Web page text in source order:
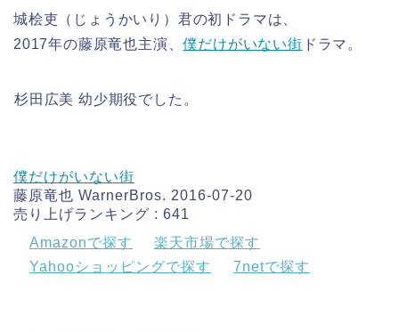
城桧吏（じょうかいり）君の初ドラマは、
2017年の藤原竜也主演、僕だけがいない街 ドラマ。
杉田広美 幼少期役でした。
僕だけがいない街
藤原竜也 WarnerBros. 2016-07-20
売り上げランキング : 641
Amazonで探す
楽天市場で探す
Yahooショッピングで探す
7netで探す